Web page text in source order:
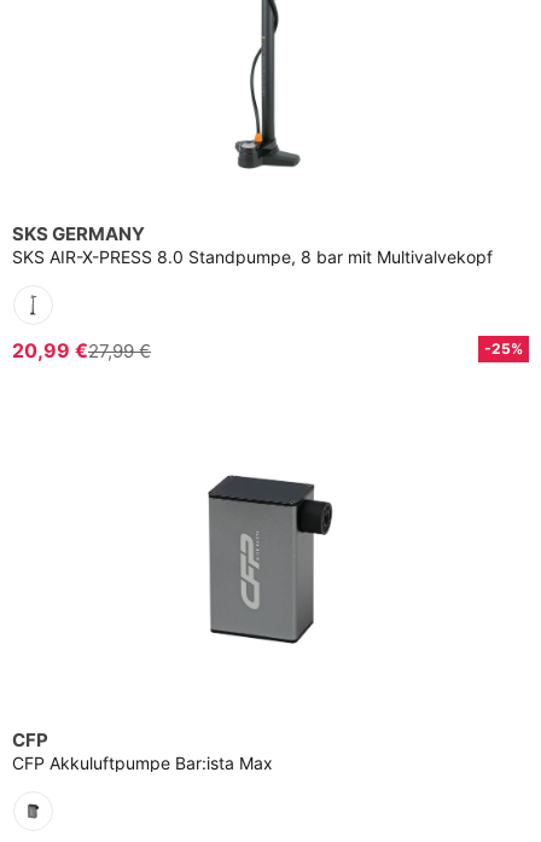
SKS GERMANY
SKS AIR-X-PRESS 8.0 Standpumpe, 8 bar mit Multivalvekopf
20,99 €27,99 € -25%
CFP
CFP Akkuluftpumpe Bar:ista Max